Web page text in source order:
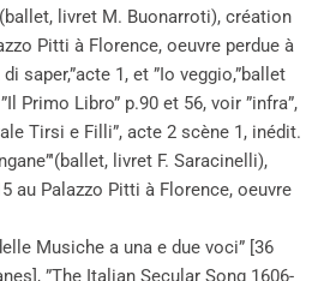
livret M. Buonarroti), création
Pitti à Florence, oeuvre perdue à
saper,”acte 1, et ”Io veggio,”ballet
Primo Libro” p.90 et 56, voir ”infra”,
Tirsi e Filli”, acte 2 scène 1, inédit.
livret F. Saracinelli),
au Palazzo Pitti à Florence, oeuvre
Musiche a una e due voci” [36
”The Italian Secular Song 1606-